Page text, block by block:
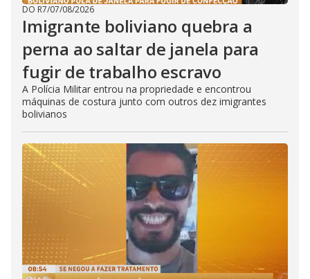
DO R7/07/08/2026
Imigrante boliviano quebra a
perna ao saltar de janela para
fugir de trabalho escravo
A Polícia Militar entrou na propriedade e encontrou
máquinas de costura junto com outros dez imigrantes
bolivianos